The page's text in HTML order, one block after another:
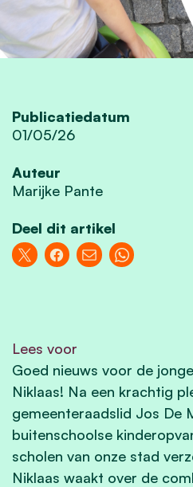
Publicatiedatum
01/05/26
Auteur
Marijke Pante
Deel dit artikel
Lees voor
Goed nieuws voor de
Niklaas! Na een krachtig
gemeenteraadslid Jos De
buitenschoolse
scholen van onze stad
Niklaas waakt over de